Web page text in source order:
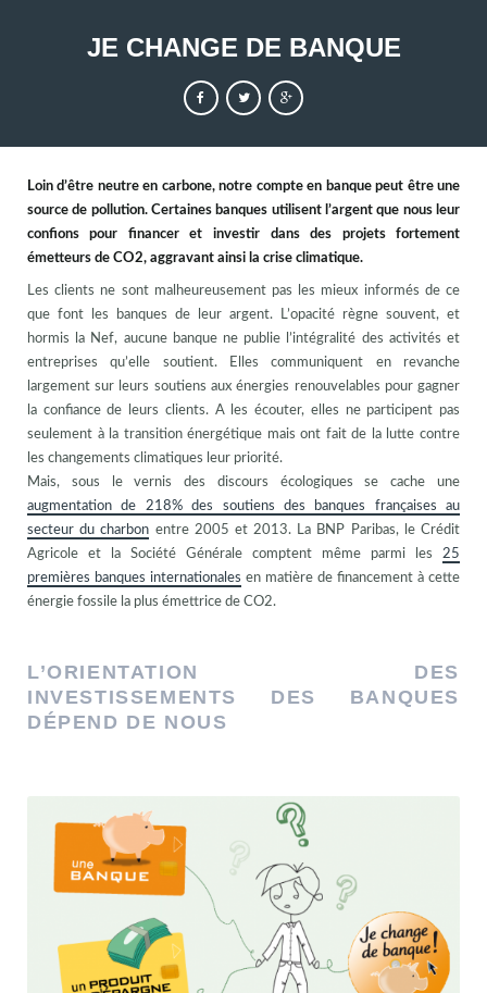
JE CHANGE DE BANQUE
Loin d’être neutre en carbone, notre compte en banque peut être une
source de pollution. Certaines banques utilisent l’argent que nous leur
confions pour financer et investir dans des projets fortement
émetteurs de CO2, aggravant ainsi la crise climatique.
Les clients ne sont malheureusement pas les mieux informés de ce
que font les banques de leur argent. L’opacité règne souvent, et
hormis la Nef, aucune banque ne publie l’intégralité des activités et
entreprises qu’elle soutient. Elles communiquent en revanche
largement sur leurs soutiens aux énergies renouvelables pour gagner
la confiance de leurs clients. A les écouter, elles ne participent pas
seulement à la transition énergétique mais ont fait de la lutte contre
les changements climatiques leur priorité.
Mais, sous le vernis des discours écologiques se cache une
augmentation de 218% des soutiens des banques françaises au
secteur du charbon entre 2005 et 2013. La BNP Paribas, le Crédit
Agricole et la Société Générale comptent même parmi les 25
premières banques internationales en matière de financement à cette
énergie fossile la plus émettrice de CO2.
L’ORIENTATION DES
INVESTISSEMENTS DES BANQUES
DÉPEND DE NOUS